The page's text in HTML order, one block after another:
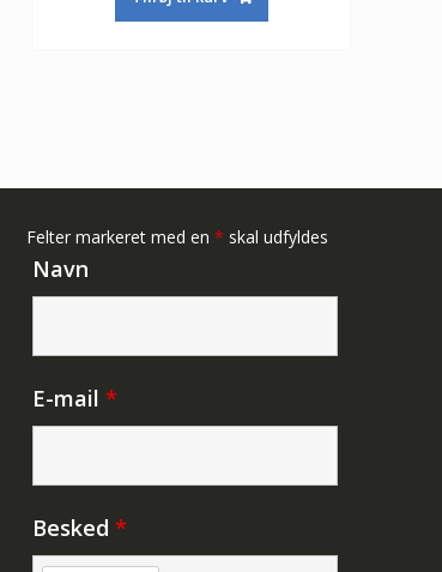
var:
Felter markeret med en * skal udfyldes
Navn
E-mail *
Besked *